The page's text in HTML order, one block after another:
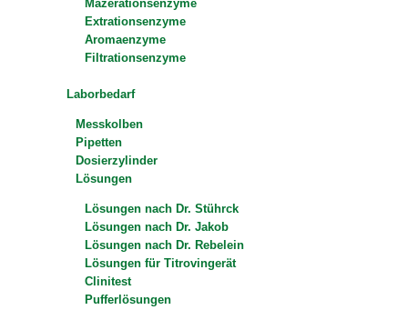
Mazerationsenzyme
Extrationsenzyme
Aromaenzyme
Filtrationsenzyme
Laborbedarf
Messkolben
Pipetten
Dosierzylinder
Lösungen
Lösungen nach Dr. Stührck
Lösungen nach Dr. Jakob
Lösungen nach Dr. Rebelein
Lösungen für Titrovingerät
Clinitest
Pufferlösungen